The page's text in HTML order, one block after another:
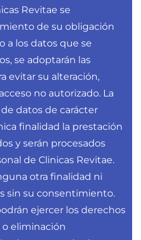
Revitae se
de su obligación
a los datos que se
se adoptarán las
evitar su alteración,
no autorizado. La
datos de carácter
finalidad la prestación
y serán procesados
de Clinicas Revitae.
otra finalidad ni
sin su consentimiento.
ejercer los derechos
o eliminación